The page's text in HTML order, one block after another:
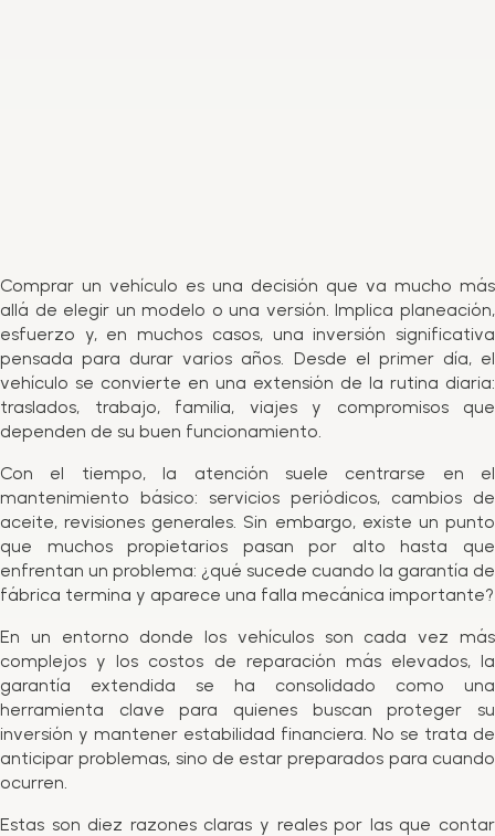
Comprar un vehículo es una decisión que va mucho más
allá de elegir un modelo o una versión. Implica planeación,
esfuerzo y, en muchos casos, una inversión significativa
pensada para durar varios años. Desde el primer día, el
vehículo se convierte en una extensión de la rutina diaria:
traslados, trabajo, familia, viajes y compromisos que
dependen de su buen funcionamiento.
Con el tiempo, la atención suele centrarse en el
mantenimiento básico: servicios periódicos, cambios de
aceite, revisiones generales. Sin embargo, existe un punto
que muchos propietarios pasan por alto hasta que
enfrentan un problema: ¿qué sucede cuando la garantía de
fábrica termina y aparece una falla mecánica importante?
En un entorno donde los vehículos son cada vez más
complejos y los costos de reparación más elevados, la
garantía extendida se ha consolidado como una
herramienta clave para quienes buscan proteger su
inversión y mantener estabilidad financiera. No se trata de
anticipar problemas, sino de estar preparados para cuando
ocurren.
Estas son diez razones claras y reales por las que contar